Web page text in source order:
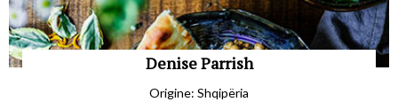
Denise Parrish
Origine: Shqipëria